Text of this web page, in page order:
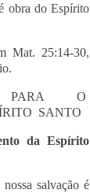
obra do Espírito
Mat. 25:14-30,
PARA O
SANTO
da Espírito
salvação é